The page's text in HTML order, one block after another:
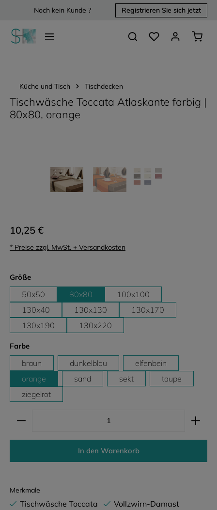
springenNoch kein Kunde ? Registrieren Sie sich jetzt
Du hast 0 Produkte
Küche und Tisch Tischdecken
Tischwäsche Toccata Atlaskante farbig |
80x80, orange
10,25 €
* Preise zzgl. MwSt. + Versandkosten
Größeauswählen
50x50 80x80
100x100
130x40
130x130
130x170
130x190
130x220
Farbeauswählen
braun dunkelblau
elfenbein
orange
sand sekt
taupe
ziegelrot
Produkt Anzahl: Gib den gewünschten Wert ein
In den Warenkorb
Merkmale
Tischwäsche Toccata
Vollzwirn-Damast